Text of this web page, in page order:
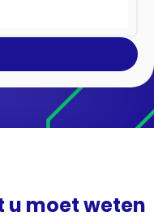
u moet weten